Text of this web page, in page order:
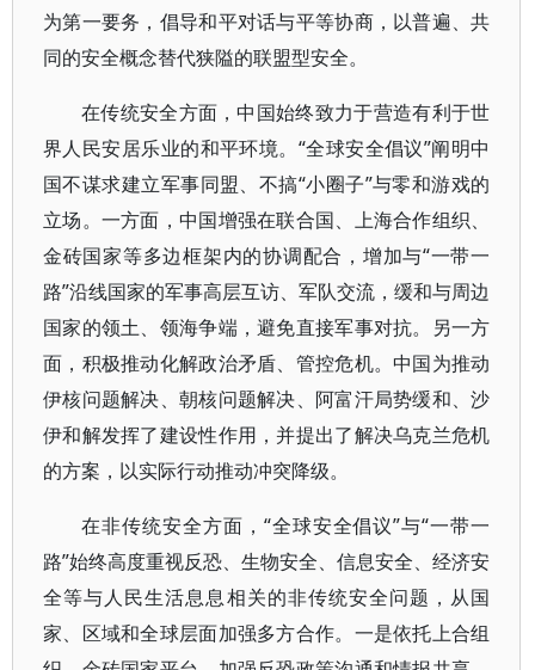
为第一要务，倡导和平对话与平等协商，以普遍、共
同的安全概念替代狭隘的联盟型安全。
在传统安全方面，中国始终致力于营造有利于世
界人民安居乐业的和平环境。“全球安全倡议”阐明中
国不谋求建立军事同盟、不搞“小圈子”与零和游戏的
立场。一方面，中国增强在联合国、上海合作组织、
金砖国家等多边框架内的协调配合，增加与“一带一
路”沿线国家的军事高层互访、军队交流，缓和与周边
国家的领土、领海争端，避免直接军事对抗。另一方
面，积极推动化解政治矛盾、管控危机。中国为推动
伊核问题解决、朝核问题解决、阿富汗局势缓和、沙
伊和解发挥了建设性作用，并提出了解决乌克兰危机
的方案，以实际行动推动冲突降级。
在非传统安全方面，“全球安全倡议”与“一带一
路”始终高度重视反恐、生物安全、信息安全、经济安
全等与人民生活息息相关的非传统安全问题，从国
家、区域和全球层面加强多方合作。一是依托上合组